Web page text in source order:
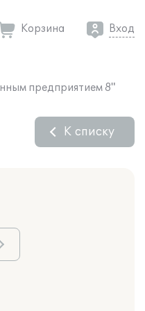
Корзина Вход
предприятием 8"
К списку